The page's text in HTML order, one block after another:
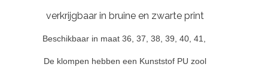
verkrijgbaar in bruine en zwarte print
Beschikbaar in maat 36, 37, 38, 39, 40, 41,
De klompen hebben een Kunststof PU zool